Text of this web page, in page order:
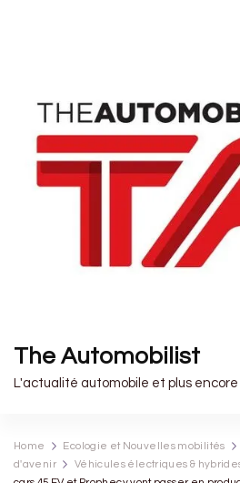
The Automobilist
L'actualité automobile et plus encore
Home Ecologie et Nouvelles mobilités
d'avenir
Véhicules électriques &